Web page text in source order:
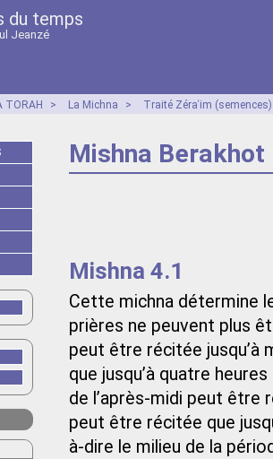
du temps
Jeanzé
TORAH > La Michna > Traité Zéraʿim (semences)
Mishna
Mishna 4.1
Cette michna détermine
prières ne peuvent plus
peut être récitée jusqu’à
que jusqu’à quatre
de l’après-midi peut être
peut être récitée que
à-dire le milieu de la